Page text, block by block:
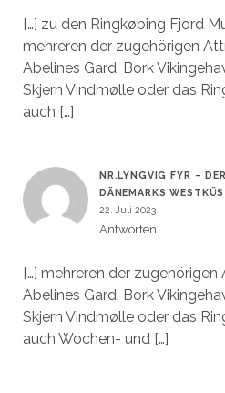
[…] zu den Ringkøbing Fjord
mehreren der zugehörigen
Abelines Gard, Bork
Skjern Vindmølle oder das
auch […]
NR.LYNGVIG FYR –
DÄNEMARKS
22. Juli 2023
Antworten
[…] mehreren der zugehörigen
Abelines Gard, Bork
Skjern Vindmølle oder das
auch Wochen- und […]